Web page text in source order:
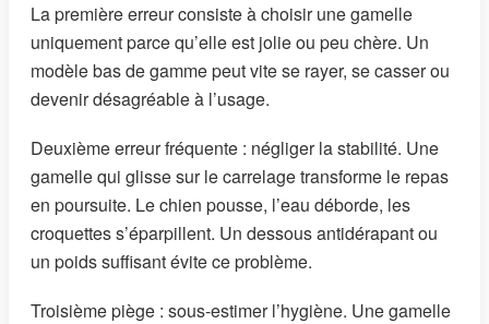
La première erreur consiste à choisir une gamelle
uniquement parce qu’elle est jolie ou peu chère. Un
modèle bas de gamme peut vite se rayer, se casser ou
devenir désagréable à l’usage.
Deuxième erreur fréquente : négliger la stabilité. Une
gamelle qui glisse sur le carrelage transforme le repas
en poursuite. Le chien pousse, l’eau déborde, les
croquettes s’éparpillent. Un dessous antidérapant ou
un poids suffisant évite ce problème.
Troisième piège : sous-estimer l’hygiène. Une gamelle